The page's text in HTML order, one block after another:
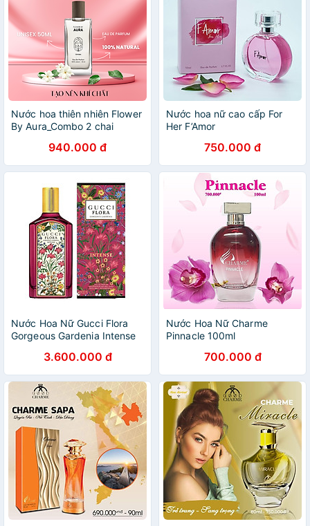
Nước hoa thiên nhiên Flower
By Aura_Combo 2 chai
940.000 đ
Nước hoa nữ cao cấp For
Her F’Amor
750.000 đ
Nước Hoa Nữ Gucci Flora
Gorgeous Gardenia Intense
3.600.000 đ
Nước Hoa Nữ Charme
Pinnacle 100ml
700.000 đ